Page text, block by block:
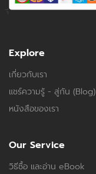
Explore
เกี่ยวกับเรา
แชร์ความรู้ - สู่กัน (Blog)
หนังสือของเรา
Our Service
วิธีซื้อ และอ่าน eBook